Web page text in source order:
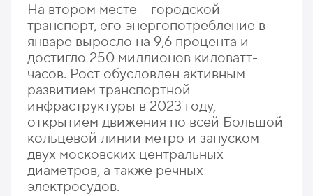
На втором месте – городской
транспорт, его энергопотребление в
январе выросло на 9,6 процента и
достигло 250 миллионов киловатт-
часов. Рост обусловлен активным
развитием транспортной
инфраструктуры в 2023 году,
открытием движения по всей Большой
кольцевой линии метро и запуском
двух московских центральных
диаметров, а также речных
электросудов.